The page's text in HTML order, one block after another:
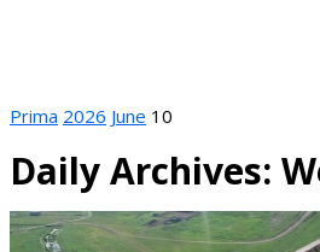
Prima 2026 June 10
Daily Archives: